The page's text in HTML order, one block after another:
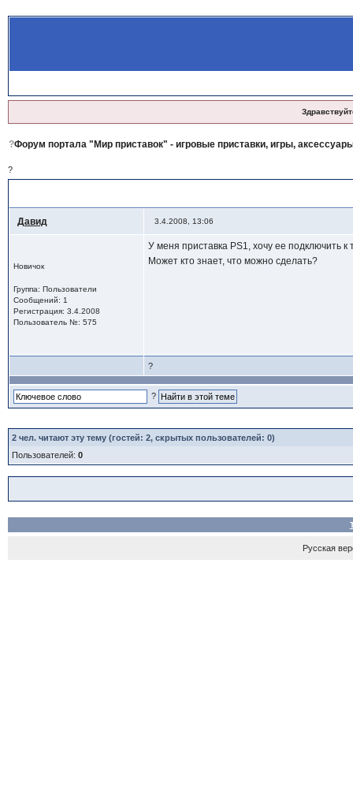
?Форум портала "Мир приставок" - игровые приставки, игры,
?
Давид 3.4.2008, 13:06
Новичок
Группа: Пользователи
Сообщений: 1
Регистрация: 3.4.2008
Пользователь №: 575
У меня приставка PS1, хочу ее подключить к
Может кто знает, что можно сделать?
?
?
2чел. читают эту тему (гостей: 2, скрытых пользователей: 0)
Пользователей: 0
Русская